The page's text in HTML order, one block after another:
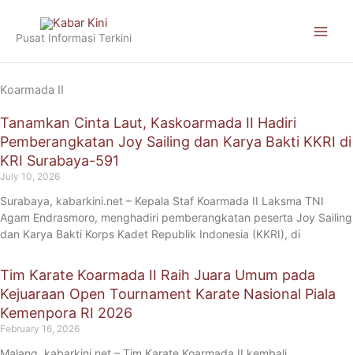
content
Pusat Informasi Terkini
Koarmada II
Tanamkan Cinta Laut, Kaskoarmada II Hadiri
Pemberangkatan Joy Sailing dan Karya Bakti KKRI di
KRI Surabaya-591
July 10, 2026
Surabaya, kabarkini.net – Kepala Staf Koarmada II Laksma TNI
Agam Endrasmoro, menghadiri pemberangkatan peserta Joy Sailing
dan Karya Bakti Korps Kadet Republik Indonesia (KKRI), di
Tim Karate Koarmada II Raih Juara Umum pada
Kejuaraan Open Tournament Karate Nasional Piala
Kemenpora RI 2026
February 16, 2026